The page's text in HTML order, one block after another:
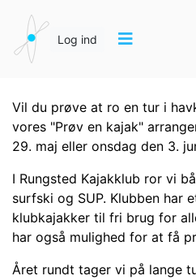
Log ind
Vil du prøve at ro en tur i
vores "Prøv en kajak"
29. maj eller onsdag den 3.
I Rungsted Kajakklub ror vi
surfski og SUP. Klubben har
klubkajakker til fri brug for
har også mulighed for at få
Året rundt tager vi på lange